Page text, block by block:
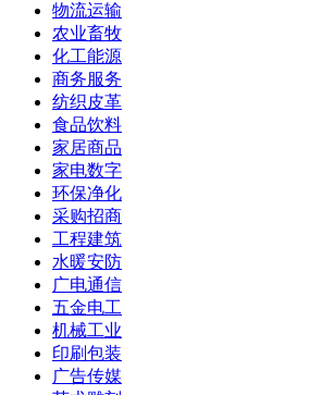
物流运输
农业畜牧
化工能源
商务服务
纺织皮革
食品饮料
家居商品
家电数字
环保净化
采购招商
工程建筑
水暖安防
广电通信
五金电工
机械工业
印刷包装
广告传媒